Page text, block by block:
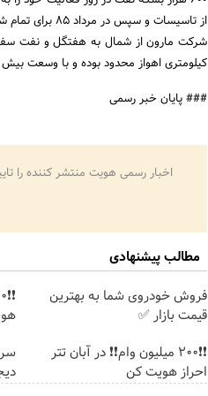
از تاسیسات و
کیلومتری اهواز محدود بوده و با وسعت بیش از 1400 کیلومتر مربع در برگیرنده میدان های مارون، کوپال و
### پایان خبر رسمی
اخبار رسمی هویت منتشر کننده
مطالب پیشنهادی
فروش خودروی شما به بهترین
قیمت بازار ✅
❗❗200 میلیون وام❗❗ در آبان تتر
احراز هویت کن